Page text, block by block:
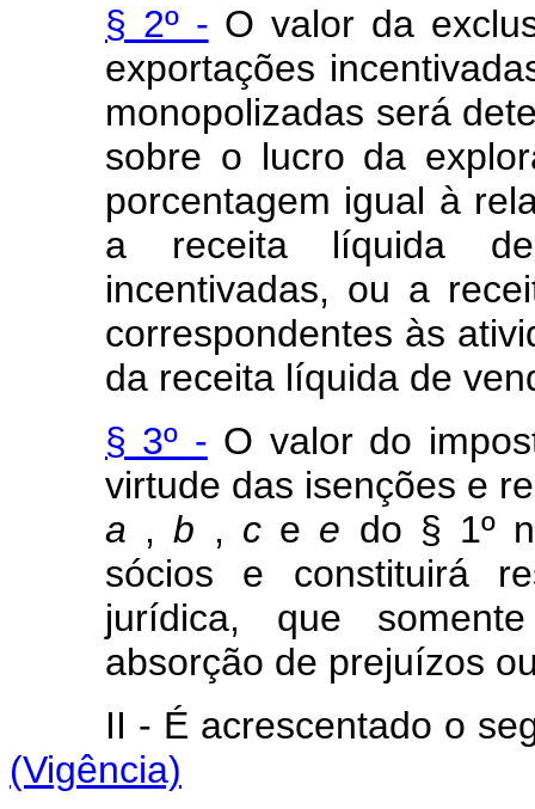
§ 2º - O valor da
exportações
monopolizadas será
sobre o lucro da
porcentagem igual à
a receita líquida
incentivadas, ou a
correspondentes às
da receita líquida de
§ 3º - O valor do
virtude das isenções e
a ,b , ce e do § 1º
sócios e constituirá
jurídica, que
absorção de prejuízos
II - É acrescentado o
(Vigência)